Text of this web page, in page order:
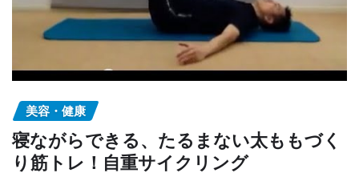
美容・健康
寝ながらできる、たるまない太ももづく
り筋トレ！自重サイクリング